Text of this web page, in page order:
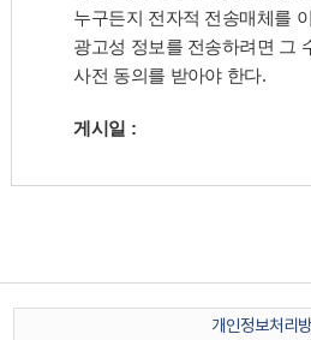
누구든지 전자적 전송매체를
광고성 정보를 전송하려면 그
사전 동의를 받아야 한다.
게시일 :
개인정보처리